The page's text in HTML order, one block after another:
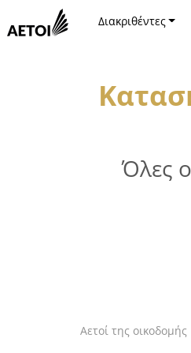
Διακριθέντες
Όλες
Αετοί της οικοδομής